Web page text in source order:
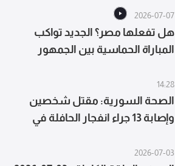
2026-07-07
هل تفعلها مصر؟ الجديد تواكب
المباراة الحماسية بين الجمهور
14:28
الصحة السورية: مقتل شخصين
وإصابة 13 جراء انفجار الحافلة في
2026-07-03